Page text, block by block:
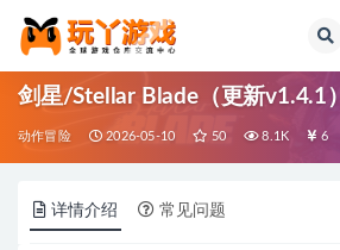
剑星/Stellar Blade（更新v1.4.1）
动作冒险 2026-05-10 50 8.1K 6
详情介绍 常见问题